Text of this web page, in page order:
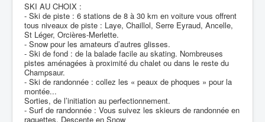
SKI AU CHOIX :
- Ski de piste : 6 stations de 8 à 30 km en voiture vous offrent
tous niveaux de piste : Laye, Chaillol, Serre Eyraud, Ancelle,
St Léger, Orcières-Merlette.
- Snow pour les amateurs d’autres glisses.
- Ski de fond : de la balade facile au skating. Nombreuses
pistes aménagées à proximité du chalet ou dans le reste du
Champsaur.
- Ski de randonnée : collez les « peaux de phoques » pour la
montée...
Sorties, de l’initiation au perfectionnement.
- Surf de randonnée : Vous suivez les skieurs de randonnée en
raquettes. Descente en Snow